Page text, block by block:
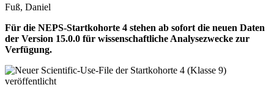
Fuß, Daniel
Für die NEPS-Startkohorte 4 stehen ab sofort die neuen Daten
der Version 15.0.0 für wissenschaftliche Analysezwecke zur
Verfügung.